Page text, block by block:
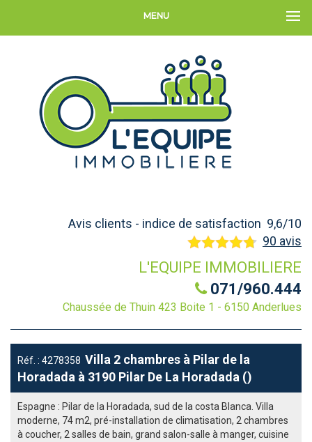
MENU
Avis clients - indice de satisfaction 9,6/10
90 avis
L'EQUIPE IMMOBILIERE
071/960.444
Chaussée de Thuin 423 Boite 1 - 6150 Anderlues
Réf. : 4278358 Villa 2 chambres à Pilar de la
Horadada à 3190 Pilar De La Horadada ()
Espagne : Pilar de la Horadada, sud de la costa Blanca. Villa
moderne, 74 m2, pré-installation de climatisation, 2 chambres
à coucher, 2 salles de bain, grand salon-salle à manger, cuisine